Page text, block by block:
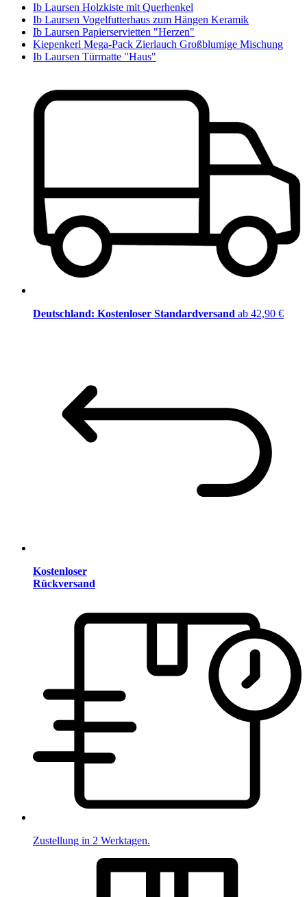
Ib Laursen Holzkiste mit Querhenkel
Ib Laursen Vogelfutterhaus zum Hängen Keramik
Ib Laursen Papierservietten "Herzen"
Kiepenkerl Mega-Pack Zierlauch Großblumige Mischung
Ib Laursen Türmatte "Haus"
Deutschland: Kostenloser Standardversand ab 42,90 €
Kostenloser
Rückversand
Zustellung in 2 Werktagen.